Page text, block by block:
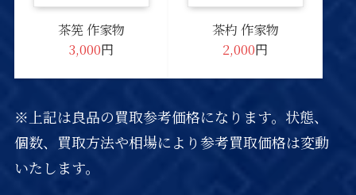
茶筅 作家物
3,000円
茶杓 作家物
2,000円
※上記は良品の買取参考価格になります。状態、
個数、買取方法や相場により参考買取価格は変動
いたします。